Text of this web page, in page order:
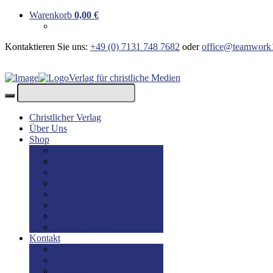
Warenkorb 0,00 €
Kontaktieren Sie uns: +49 (0) 7131 748 7682 oder
Verlag für christliche Medien
Christlicher Verlag
Über Uns
Shop
Kontakt